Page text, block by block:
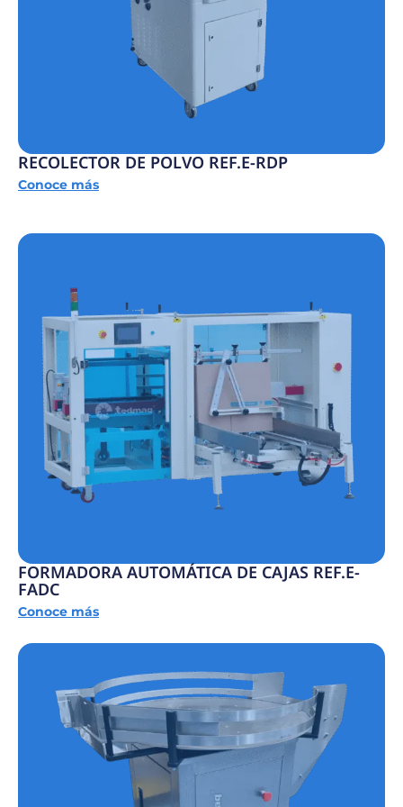
RECOLECTOR DE POLVO REF.E-RDP
Conoce más
FORMADORA AUTOMÁTICA DE CAJAS REF.E-
FADC
Conoce más